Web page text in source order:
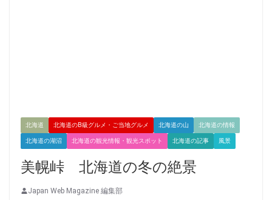
北海道 北海道のB級グルメ・ご当地グルメ 北海道の山 北海道の情報
北海道の湖沼 北海道の観光情報・観光スポット 北海道の記事 風景
美幌峠 北海道の冬の絶景
Japan Web Magazine 編集部